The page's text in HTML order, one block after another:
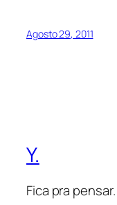
Agosto 29, 2011
Y.
Fica pra pensar.